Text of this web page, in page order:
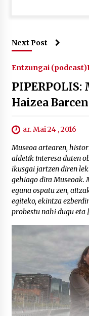
Next Post
Entzungai (podcast)
Haizea
ar. Mai 24 , 2016
Museoa artearen,
aldetik interesa duten
ikusgai jartzen diren
gehiago dira Museoak.
eguna ospatu zen,
egiteko, ekintza
probestu nahi dugu eta